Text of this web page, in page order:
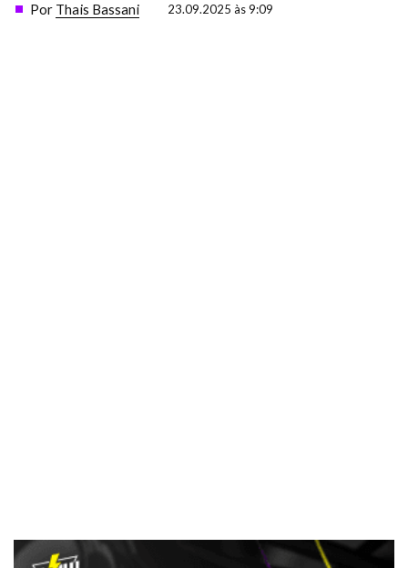
Por Thais Bassani 23.09.2025 às 9:09